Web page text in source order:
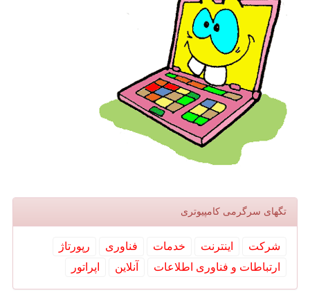
تگهای سرگرمی كامپیوتری
شركت اینترنت خدمات فناوری
رپورتاژ
ارتباطات و فناوری اطلاعات
آنلاین اپراتور